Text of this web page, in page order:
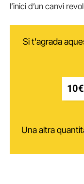
l’inici d’un canvi
Si t'agrada
10€
Una altra